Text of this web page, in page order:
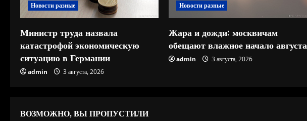
е
н
и
Новости разные
Министр труда назвала
катастрофой экономическую
ситуацию в Германии
admin 3 августа, 2026
Новости разные
Жара и дожди: москвичам
обещают влажное начало августа
admin 3 августа, 2026
ВОЗМОЖНО, ВЫ ПРОПУСТИЛИ